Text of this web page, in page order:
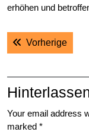
erhöhen und
Post
navigation
Vorherige
Your email address
marked *